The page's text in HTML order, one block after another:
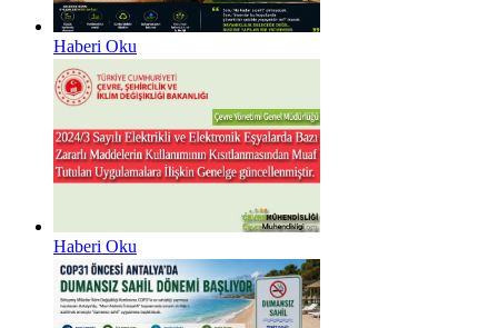
Haberi Oku
Haberi Oku